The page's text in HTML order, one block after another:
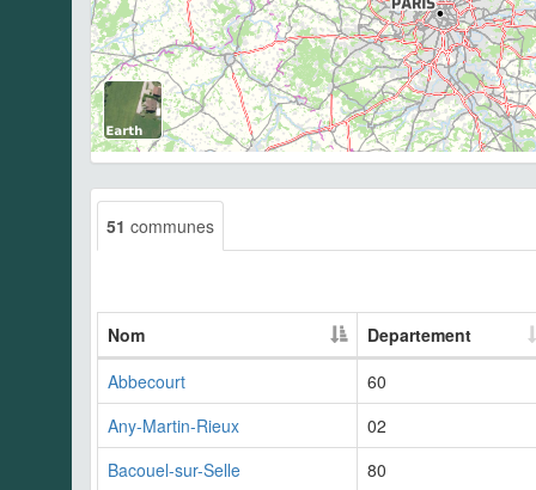
51 communes
Nom
Departement
Abbecourt
60
Any-Martin-Rieux
02
Bacouel-sur-Selle
80